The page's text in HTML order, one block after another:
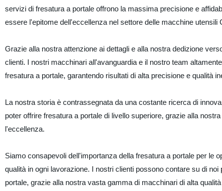
servizi di fresatura a portale offrono la massima precisione e
essere l'epitome dell'eccellenza nel settore delle macchine
Grazie alla nostra attenzione ai dettagli e alla nostra dedizione
clienti. I nostri macchinari all'avanguardia e il nostro team
fresatura a portale, garantendo risultati di alta precisione e qualità
La nostra storia è contrassegnata da una costante ricerca di
poter offrire fresatura a portale di livello superiore, grazie alla
l'eccellenza.
Siamo consapevoli dell'importanza della fresatura a portale per le
qualità in ogni lavorazione. I nostri clienti possono contare su di
portale, grazie alla nostra vasta gamma di macchinari di alta